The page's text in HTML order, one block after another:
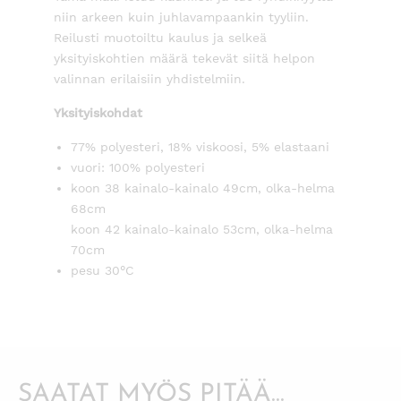
niin arkeen kuin juhlavampaankin tyyliin.
Reilusti muotoiltu kaulus ja selkeä
yksityiskohtien määrä tekevät siitä helpon
valinnan erilaisiin yhdistelmiin.
Yksityiskohdat
77% polyesteri, 18% viskoosi, 5% elastaani
vuori: 100% polyesteri
koon 38 kainalo-kainalo 49cm, olka-helma
68cm
koon 42 kainalo-kainalo 53cm, olka-helma
70cm
pesu 30°C
SAATAT MYÖS PITÄÄ...